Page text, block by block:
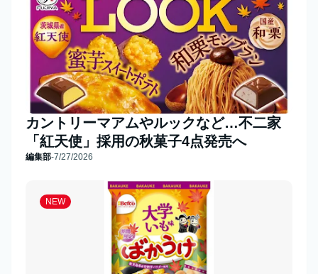
カントリーマアムやルックなど…不二家
「紅天使」採用の秋菓子4点発売へ
編集部-7/27/2026
NEW